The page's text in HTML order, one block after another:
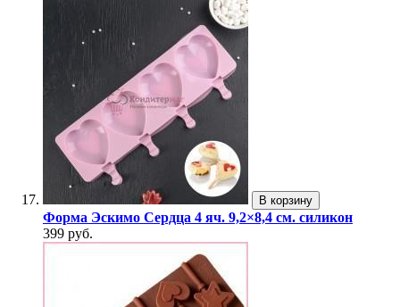
В корзину
Форма Эскимо Сердца 4 яч. 9,2×8,4 см. силикон
399 руб.